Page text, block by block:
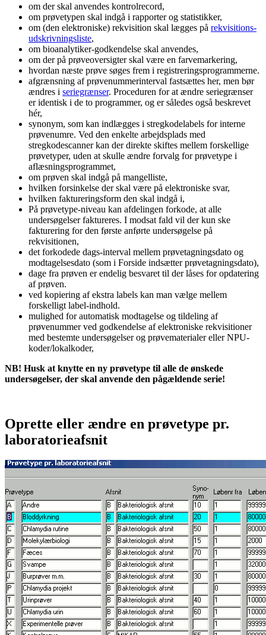
om der skal anvendes kontrolrecord,
om prøvetypen skal indgå i rapporter og statistikker,
om (den elektroniske) rekvisition skal lægges på rekvisitions-
udskrivningsliste,
om bioanalytiker-godkendelse skal anvendes,
om der på prøveoversigter skal være en farvemarkering,
hvordan næste prøve søges frem i registreringsprogrammerne.
afgrænsning af prøvenummerinterval fastsættes her, men bør
ændres i seriegrænser. Proceduren for at ændre seriegrænser
er identisk i de to programmer, og er således også beskrevet
hér,
synonym, som kan indlægges i stregkodelabels for interne
prøvenumre. Ved den enkelte arbejdsplads med
stregkodescanner kan der direkte skiftes mellem forskellige
prøvetyper, uden at skulle ændre forvalg for prøvetype i
aflæsningsprogrammet,
om prøven skal indgå på mangelliste,
hvilken forsinkelse der skal være på elektroniske svar,
hvilken faktureringsform den skal indgå i,
På prøvetype-niveau kan afdelingen forkode, at alle
undersøgelser faktureres. I modsat fald vil der kun ske
fakturering for den første anførte undersøgelse på
rekvisitionen,
det forkodede dags-interval mellem prøvetagningsdato og
modtagelsesdato (som i Forside indsætter prøvetagningsdato),
dage fra prøven er endelig besvaret til der låses for opdatering
af prøven.
ved kopiering af ekstra labels kan man vælge mellem
forskelligt label-indhold.
mulighed for automatisk modtagelse og tildeling af
prøvenummer ved godkendelse af elektroniske rekvisitioner
med bestemte undersøgelser og prøvematerialer eller NPU-
koder/lokalkoder,
NB! Husk at knytte en ny prøvetype til alle de ønskede
undersøgelser, der skal anvende den pågældende serie!
Oprette eller ændre en prøvetype pr.
laboratorieafsnit